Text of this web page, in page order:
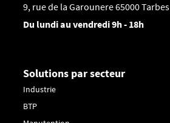
9, rue de la Garounere 65000 Tarbes
Du lundi au vendredi 9h - 18h
Solutions par secteur
Industrie
BTP